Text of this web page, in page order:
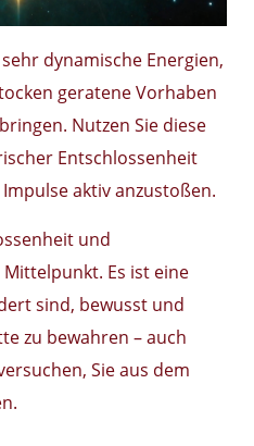
dynamische Energien,
geratene Vorhaben
Nutzen Sie diese
Entschlossenheit
aktiv anzustoßen.
und
Es ist eine
sind, bewusst und
zu bewahren – auch
Sie aus dem